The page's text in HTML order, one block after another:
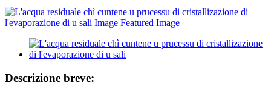
Descrizione breve: